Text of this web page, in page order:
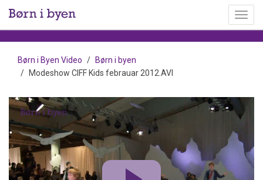
menu
Børn i Byen Video
Børn i byen
Modeshow CIFF Kids febrauar 2012.AVI